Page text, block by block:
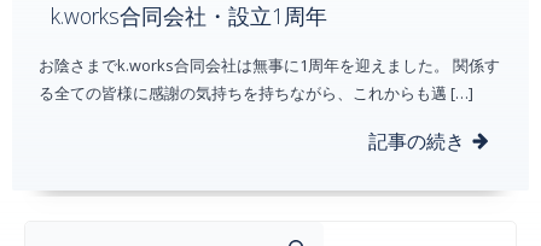
k.works合同会社・設立1周年
お陰さまでk.works合同会社は無事に1周年を迎えました。 関係す
る全ての皆様に感謝の気持ちを持ちながら、これからも邁 […]
記事の続き